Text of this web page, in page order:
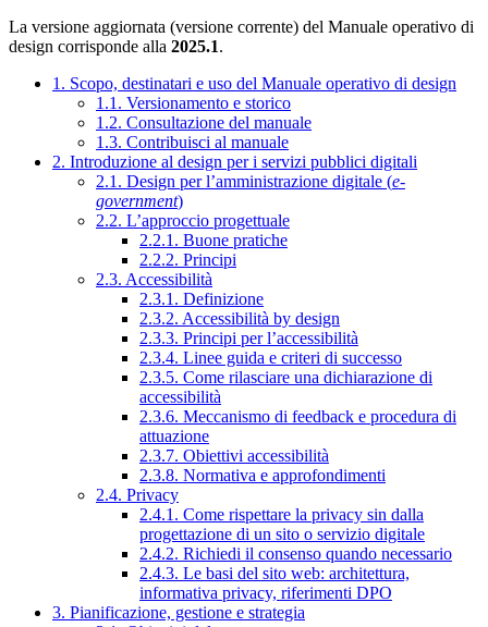
La versione aggiornata (versione corrente) del Manuale operativo di
design corrisponde alla 2025.1.
1. Scopo, destinatari e uso del Manuale operativo di design
1.1. Versionamento e storico
1.2. Consultazione del manuale
1.3. Contribuisci al manuale
2. Introduzione al design per i servizi pubblici digitali
2.1. Design per l’amministrazione digitale (e-
government)
2.2. L’approccio progettuale
2.2.1. Buone pratiche
2.2.2. Principi
2.3. Accessibilità
2.3.1. Definizione
2.3.2. Accessibilità by design
2.3.3. Principi per l’accessibilità
2.3.4. Linee guida e criteri di successo
2.3.5. Come rilasciare una dichiarazione di
accessibilità
2.3.6. Meccanismo di feedback e procedura di
attuazione
2.3.7. Obiettivi accessibilità
2.3.8. Normativa e approfondimenti
2.4. Privacy
2.4.1. Come rispettare la privacy sin dalla
progettazione di un sito o servizio digitale
2.4.2. Richiedi il consenso quando necessario
2.4.3. Le basi del sito web: architettura,
informativa privacy, riferimenti DPO
3. Pianificazione, gestione e strategia